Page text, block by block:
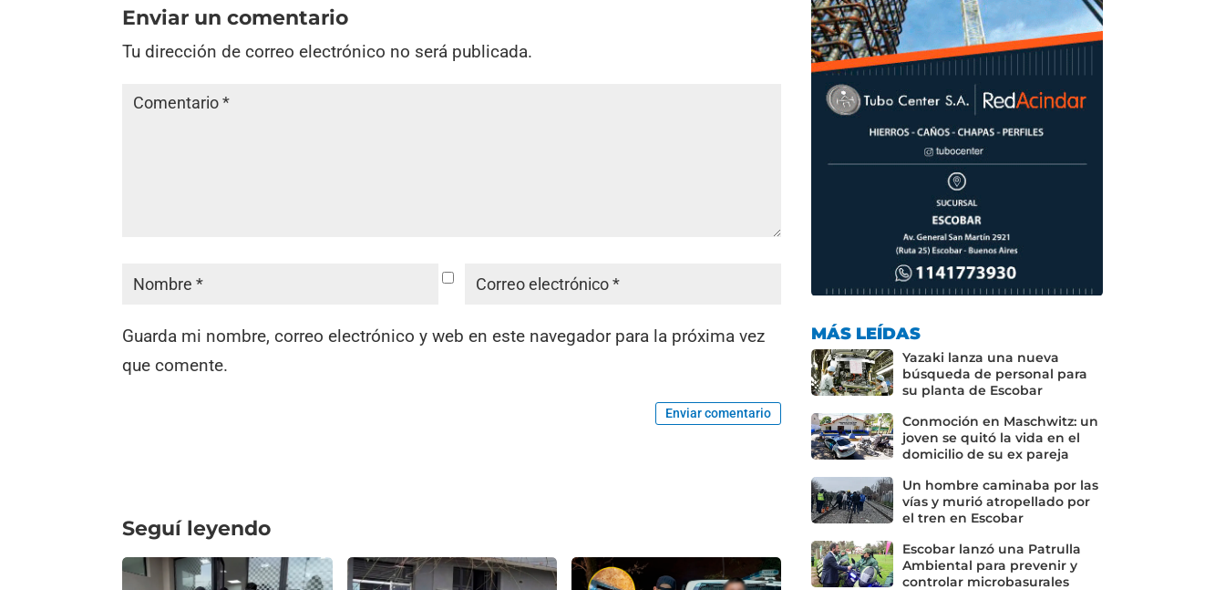
o
k
p
Enviar un comentario
Tu dirección de correo electrónico no será publicada.
Guarda mi nombre, correo electrónico y web en este navegador para la próxima vez
que comente.
Enviar comentario
Seguí leyendo
MÁS LEÍDAS
Yazaki lanza una nueva
búsqueda de personal para
su planta de Escobar
Conmoción en Maschwitz: un
joven se quitó la vida en el
domicilio de su ex pareja
Un hombre caminaba por las
vías y murió atropellado por
el tren en Escobar
Escobar lanzó una Patrulla
Ambiental para prevenir y
controlar microbasurales